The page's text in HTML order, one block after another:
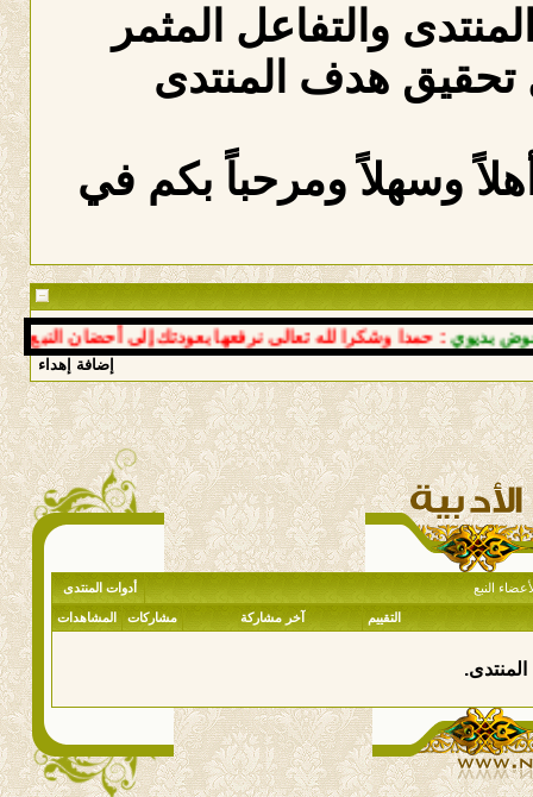
والتفاعل المثمر
هدف المنتدى
وسهلاً ومرحباً بكم في
: حمدا وشكرا لله تعالى نرفعها بعودتك إلى أحضان النبع
إضافة إهداء
النبع أدوات المنتدى
التقييم آخر مشاركة مشاركات المشاهدات